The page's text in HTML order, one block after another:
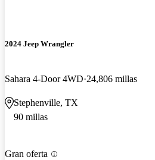
2024 Jeep Wrangler
Sahara 4-Door 4WD 24,806 millas
Stephenville, TX
90 millas
Gran oferta